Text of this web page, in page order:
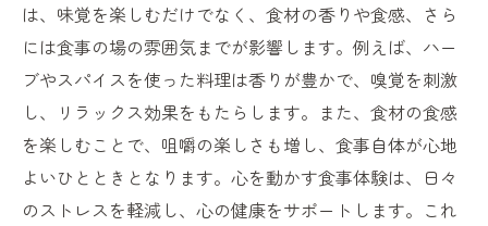
は、味覚を楽しむだけでなく、食材の香りや食感、さら
には食事の場の雰囲気までが影響します。例えば、ハー
ブやスパイスを使った料理は香りが豊かで、嗅覚を刺激
し、リラックス効果をもたらします。また、食材の食感
を楽しむことで、咀嚼の楽しさも増し、食事自体が心地
よいひとときとなります。心を動かす食事体験は、日々
のストレスを軽減し、心の健康をサポートします。これ